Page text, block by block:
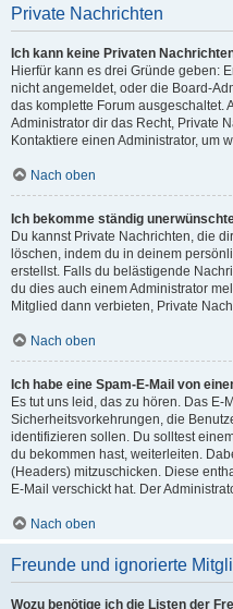
Private Nachrichten
Ich kann keine Privaten
Hierfür kann es drei Gründe geben:
nicht angemeldet, oder die Board-
das komplette Forum ausgeschaltet.
Administrator dir das Recht, Private
Kontaktiere einen Administrator, um
Nach oben
Ich bekomme ständig
Du kannst Private Nachrichten, die
löschen, indem du in deinem
erstellst. Falls du belästigende
du dies auch einem Administrator
Mitglied dann verbieten, Private
Nach oben
Ich habe eine Spam-E-Mail von
Es tut uns leid, das zu hören. Das
Sicherheitsvorkehrungen, die
identifizieren sollen. Du solltest
du bekommen hast, weiterleiten.
(Headers) mitzuschicken. Diese
E-Mail verschickt hat. Der
Nach oben
Freunde und ignorierte
Wozu benötige ich die Listen der